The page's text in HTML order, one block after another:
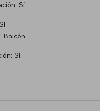
Sí
Sí
Balcón
Sí